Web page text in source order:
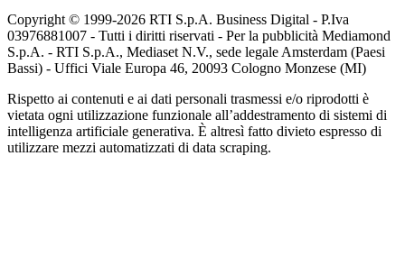
Copyright © 1999-2026 RTI S.p.A. Business Digital - P.Iva
03976881007 - Tutti i diritti riservati - Per la pubblicità Mediamond
S.p.A. - RTI S.p.A., Mediaset N.V., sede legale Amsterdam (Paesi
Bassi) - Uffici Viale Europa 46, 20093 Cologno Monzese (MI)
Rispetto ai contenuti e ai dati personali trasmessi e/o riprodotti è
vietata ogni utilizzazione funzionale all’addestramento di sistemi di
intelligenza artificiale generativa. È altresì fatto divieto espresso di
utilizzare mezzi automatizzati di data scraping.